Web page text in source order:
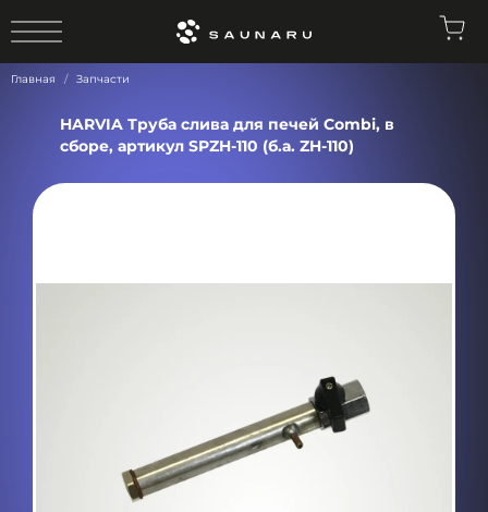
Главная Запчасти
HARVIA Труба слива для печей Combi, в
сборе, артикул SPZH-110 (б.а. ZH-110)